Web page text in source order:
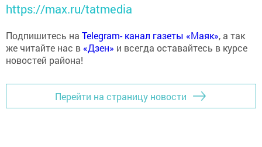
https://max.ru/tatmedia
Подпишитесь на Telegram- канал газеты «Маяк», а так
же читайте нас в «Дзен» и всегда оставайтесь в курсе
новостей района!
Перейти на страницу новости